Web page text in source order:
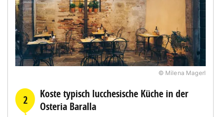
© Milena Magerl
2
Koste typisch lucchesische Küche in der
Osteria Baralla